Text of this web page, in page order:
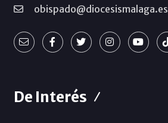
obispado@diocesismalaga.es
De Interés